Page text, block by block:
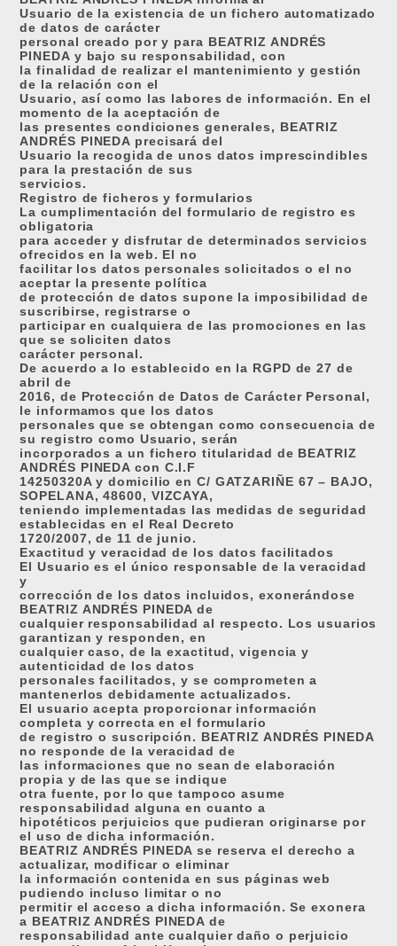
Usuario de la existencia de un fichero automatizado
de datos de carácter
personal creado por y para BEATRIZ ANDRÉS
PINEDA y bajo su responsabilidad, con
la finalidad de realizar el mantenimiento y gestión
de la relación con el
Usuario, así como las labores de información. En el
momento de la aceptación de
las presentes condiciones generales, BEATRIZ
ANDRÉS PINEDA precisará del
Usuario la recogida de unos datos imprescindibles
para la prestación de sus
servicios.
Registro de ficheros y formularios
La cumplimentación del formulario de registro es
obligatoria
para acceder y disfrutar de determinados servicios
ofrecidos en la web. El no
facilitar los datos personales solicitados o el no
aceptar la presente política
de protección de datos supone la imposibilidad de
suscribirse, registrarse o
participar en cualquiera de las promociones en las
que se soliciten datos
carácter personal.
De acuerdo a lo establecido en la RGPD de 27 de
abril de
2016, de Protección de Datos de Carácter Personal,
le informamos que los datos
personales que se obtengan como consecuencia de
su registro como Usuario, serán
incorporados a un fichero titularidad de BEATRIZ
ANDRÉS PINEDA con C.I.F
14250320A y domicilio en C/ GATZARIÑE 67 – BAJO,
SOPELANA, 48600, VIZCAYA,
teniendo implementadas las medidas de seguridad
establecidas en el Real Decreto
1720/2007, de 11 de junio.
Exactitud y veracidad de los datos facilitados
El Usuario es el único responsable de la veracidad
y
corrección de los datos incluidos, exonerándose
BEATRIZ ANDRÉS PINEDA de
cualquier responsabilidad al respecto. Los usuarios
garantizan y responden, en
cualquier caso, de la exactitud, vigencia y
autenticidad de los datos
personales facilitados, y se comprometen a
mantenerlos debidamente actualizados.
El usuario acepta proporcionar información
completa y correcta en el formulario
de registro o suscripción. BEATRIZ ANDRÉS PINEDA
no responde de la veracidad de
las informaciones que no sean de elaboración
propia y de las que se indique
otra fuente, por lo que tampoco asume
responsabilidad alguna en cuanto a
hipotéticos perjuicios que pudieran originarse por
el uso de dicha información.
BEATRIZ ANDRÉS PINEDA se reserva el derecho a
actualizar, modificar o eliminar
la información contenida en sus páginas web
pudiendo incluso limitar o no
permitir el acceso a dicha información. Se exonera
a BEATRIZ ANDRÉS PINEDA de
responsabilidad ante cualquier daño o perjuicio